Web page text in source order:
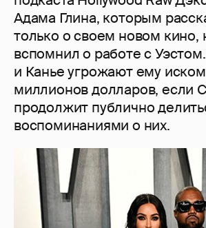
Адама Глина, которым
только о своем новом кино,
вспомнил о работе с
и Канье угрожают ему
миллионов долларов, если
продолжит публично
воспоминаниями о них.